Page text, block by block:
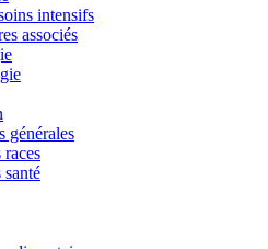
intensifs
associés
générales